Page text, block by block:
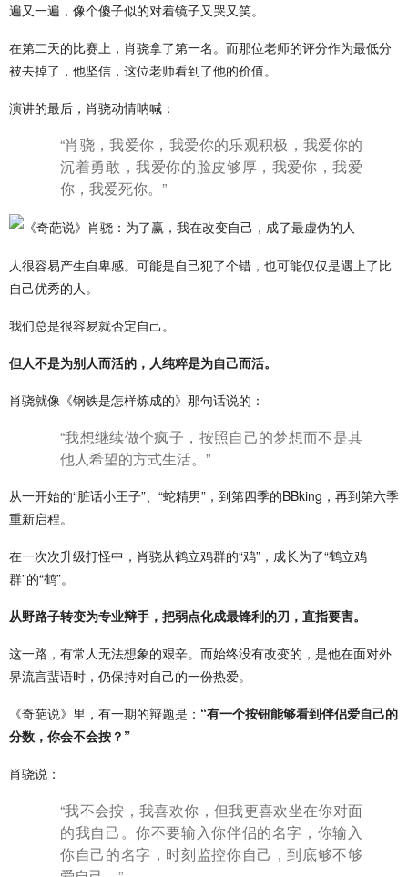
遍又一遍，像个傻子似的对着镜子又哭又笑。
在第二天的比赛上，肖骁拿了第一名。而那位老师的评分作为最低分
被去掉了，他坚信，这位老师看到了他的价值。
演讲的最后，肖骁动情呐喊：
“肖骁，我爱你，我爱你的乐观积极，我爱你的
沉着勇敢，我爱你的脸皮够厚，我爱你，我爱
你，我爱死你。”
人很容易产生自卑感。可能是自己犯了个错，也可能仅仅是遇上了比
自己优秀的人。
我们总是很容易就否定自己。
但人不是为别人而活的，人纯粹是为自己而活。
肖骁就像《钢铁是怎样炼成的》那句话说的：
“我想继续做个疯子，按照自己的梦想而不是其
他人希望的方式生活。”
从一开始的“脏话小王子”、“蛇精男”，到第四季的BBking，再到第六季
重新启程。
在一次次升级打怪中，肖骁从鹤立鸡群的“鸡”，成长为了“鹤立鸡
群”的“鹤”。
从野路子转变为专业辩手，把弱点化成最锋利的刃，直指要害。
这一路，有常人无法想象的艰辛。而始终没有改变的，是他在面对外
界流言蜚语时，仍保持对自己的一份热爱。
《奇葩说》里，有一期的辩题是： “有一个按钮能够看到伴侣爱自己的
分数，你会不会按？”
肖骁说：
“我不会按，我喜欢你，但我更喜欢坐在你对面
的我自己。你不要输入你伴侣的名字，你输入
你自己的名字，时刻监控你自己，到底够不够